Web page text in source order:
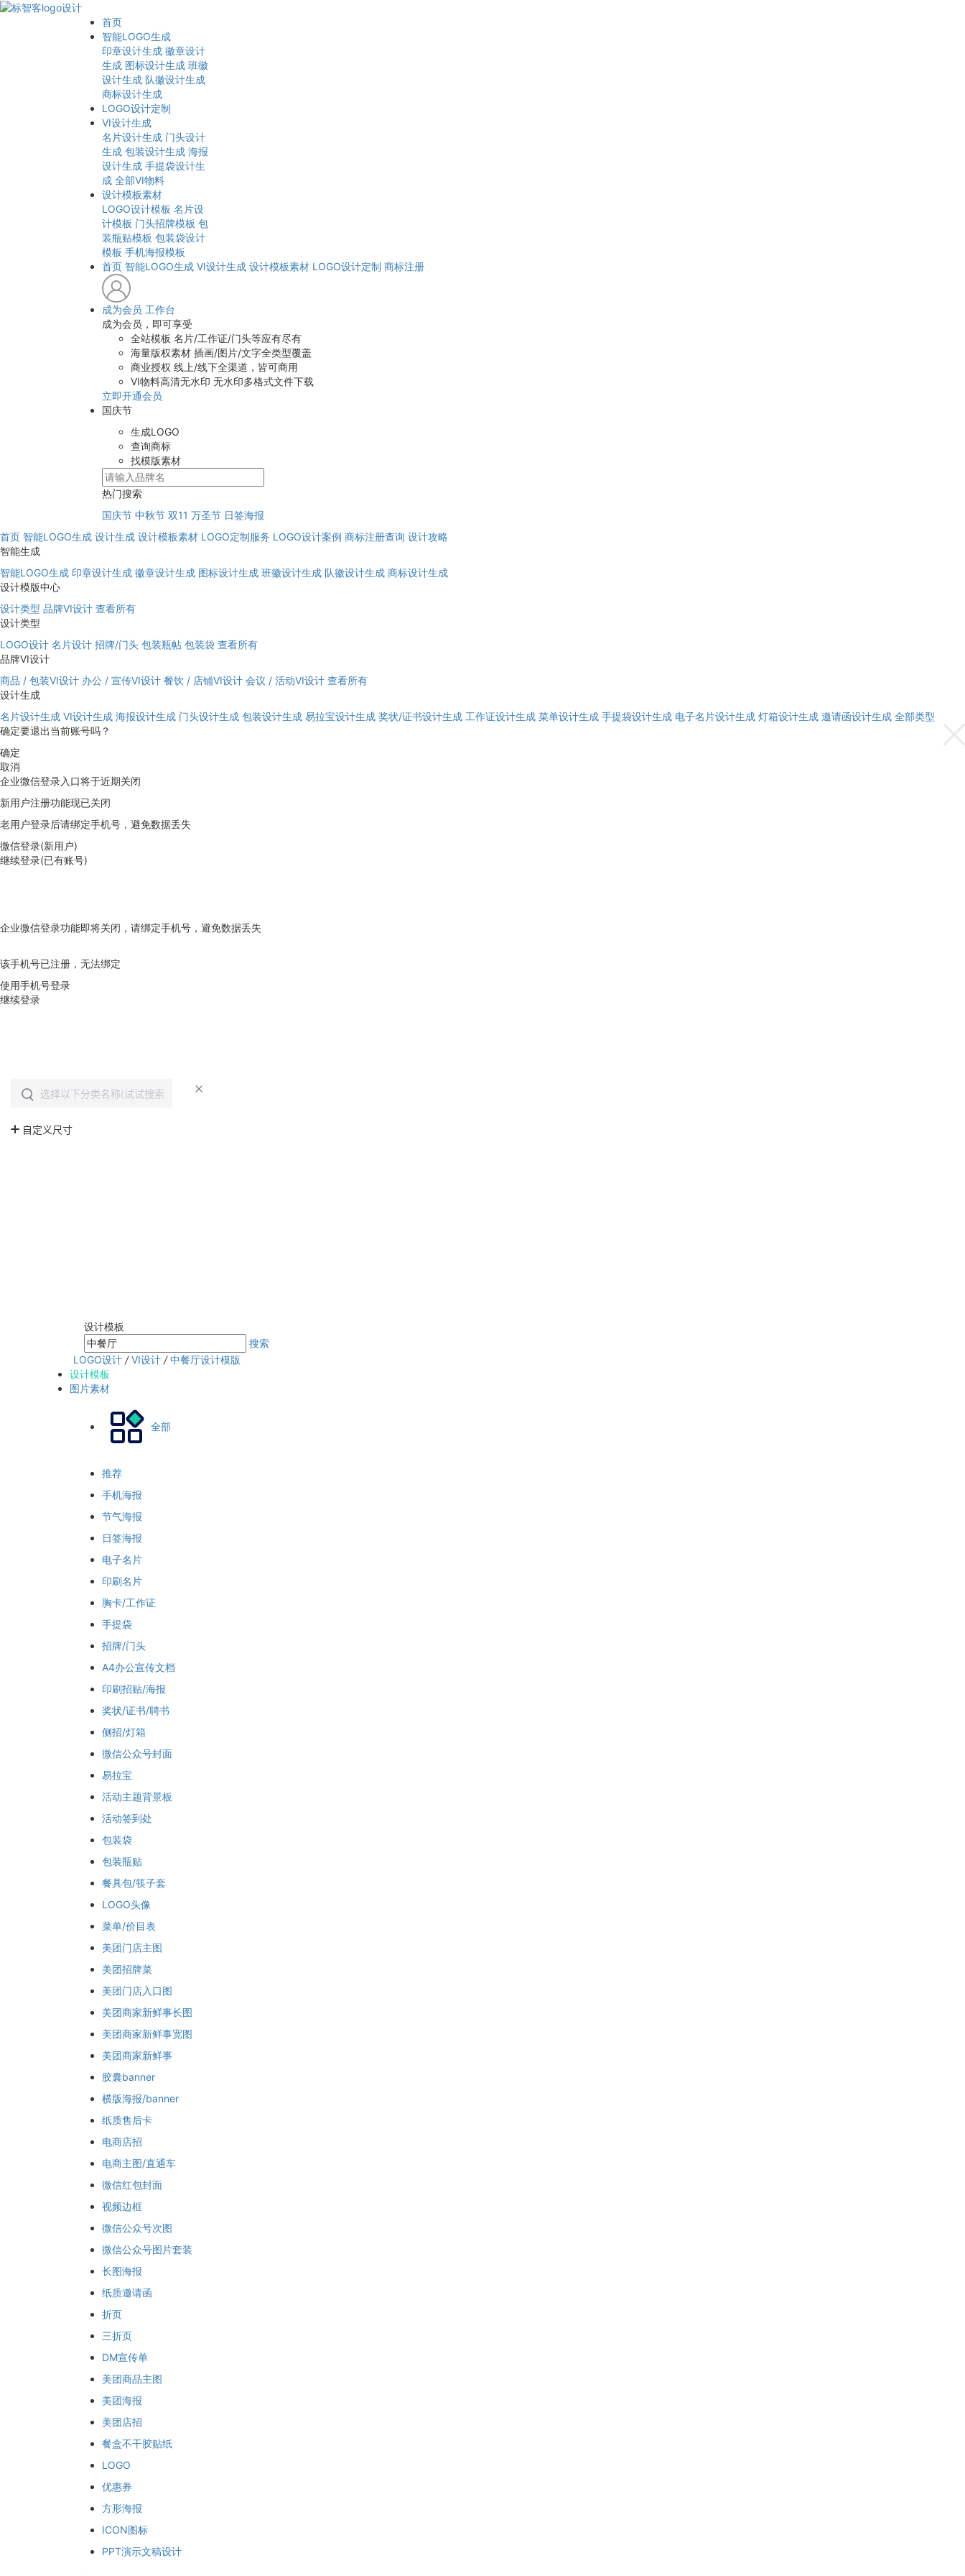
首页
智能LOGO生成
印章设计生成 徽章设计
生成 图标设计生成 班徽
设计生成 队徽设计生成
商标设计生成
LOGO设计定制
VI设计生成
名片设计生成 门头设计
生成 包装设计生成 海报
设计生成 手提袋设计生
成 全部VI物料
设计模板素材
LOGO设计模板 名片设
计模板 门头招牌模板 包
装瓶贴模板 包装袋设计
模板 手机海报模板
首页 智能LOGO生成 VI设计生成 设计模板素材 LOGO设计定制 商标注册
成为会员 工作台
成为会员，即可享受
全站模板 名片/工作证/门头等应有尽有
海量版权素材 插画/图片/文字全类型覆盖
商业授权 线上/线下全渠道，皆可商用
VI物料高清无水印 无水印多格式文件下载
立即开通会员
国庆节
生成LOGO
查询商标
找模版素材
热门搜索
国庆节 中秋节 双11 万圣节 日签海报
首页 智能LOGO生成 设计生成 设计模板素材 LOGO定制服务 LOGO设计案例 商标注册查询 设计攻略
智能生成
智能LOGO生成 印章设计生成 徽章设计生成 图标设计生成 班徽设计生成 队徽设计生成 商标设计生成
设计模版中心
设计类型 品牌VI设计 查看所有
设计类型
LOGO设计 名片设计 招牌/门头 包装瓶帖 包装袋 查看所有
品牌VI设计
商品 / 包装VI设计 办公 / 宣传VI设计 餐饮 / 店铺VI设计 会议 / 活动VI设计 查看所有
设计生成
名片设计生成 VI设计生成 海报设计生成 门头设计生成 包装设计生成 易拉宝设计生成 奖状/证书设计生成 工作证设计生成 菜单设计生成 手提袋设计生成 电子名片设计生成 灯箱设计生成 邀请函设计生成 全部类型
确定要退出当前账号吗？
确定
取消
企业微信登录入口将于近期关闭
新用户注册功能现已关闭
老用户登录后请绑定手机号，避免数据丢失
微信登录(新用户)
继续登录(已有账号)
企业微信登录功能即将关闭，请绑定手机号，避免数据丢失
该手机号已注册，无法绑定
使用手机号登录
继续登录
设计模板
搜索
LOGO设计 / VI设计 / 中餐厅设计模版
设计模板
图片素材
全部
推荐
手机海报
节气海报
日签海报
电子名片
印刷名片
胸卡/工作证
手提袋
招牌/门头
A4办公宣传文档
印刷招贴/海报
奖状/证书/聘书
侧招/灯箱
微信公众号封面
易拉宝
活动主题背景板
活动签到处
包装袋
包装瓶贴
餐具包/筷子套
LOGO头像
菜单/价目表
美团门店主图
美团招牌菜
美团门店入口图
美团商家新鲜事长图
美团商家新鲜事宽图
美团商家新鲜事
胶囊banner
横版海报/banner
纸质售后卡
电商店招
电商主图/直通车
微信红包封面
视频边框
微信公众号次图
微信公众号图片套装
长图海报
纸质邀请函
折页
三折页
DM宣传单
美团商品主图
美团海报
美团店招
餐盒不干胶贴纸
LOGO
优惠券
方形海报
ICON图标
PPT演示文稿设计